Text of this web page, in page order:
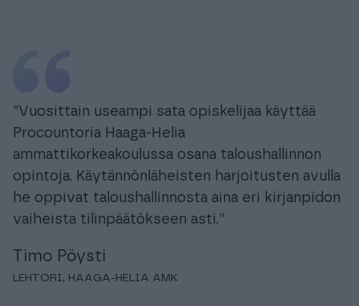
”Vuosittain useampi sata opiskelijaa käyttää
Procountoria Haaga-Helia
ammattikorkeakoulussa osana taloushallinnon
opintoja. Käytännönläheisten harjoitusten avulla
he oppivat taloushallinnosta aina eri kirjanpidon
vaiheista tilinpäätökseen asti.”
Timo Pöysti
LEHTORI, HAAGA-HELIA AMK